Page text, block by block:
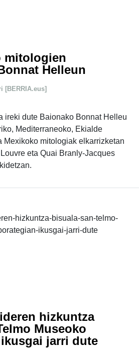
mitologien
Helleun
[BERRIA.eus]
ireki dute Baionako Bonnat Helleu
Mediterraneoko, Ekialde
Mexikoko mitologiak elkarrizketan
eta Quai Branly-Jacques
hizkuntza
Museoko
jarri dute